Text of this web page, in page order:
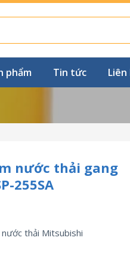
phẩm Tin tức Liên
nước thải gang
255SA
thải Mitsubishi